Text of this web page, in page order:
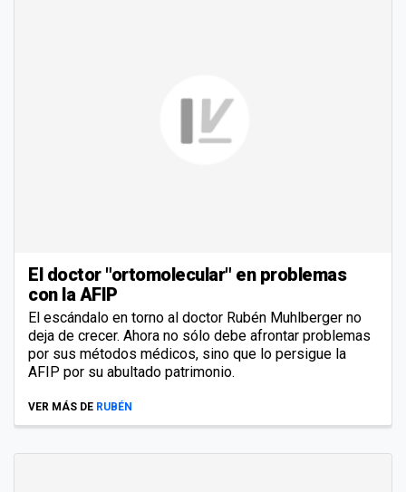
El doctor "ortomolecular" en problemas
con la AFIP
El escándalo en torno al doctor Rubén Muhlberger no
deja de crecer. Ahora no sólo debe afrontar problemas
por sus métodos médicos, sino que lo persigue la
AFIP por su abultado patrimonio.
VER MÁS DE RUBÉN